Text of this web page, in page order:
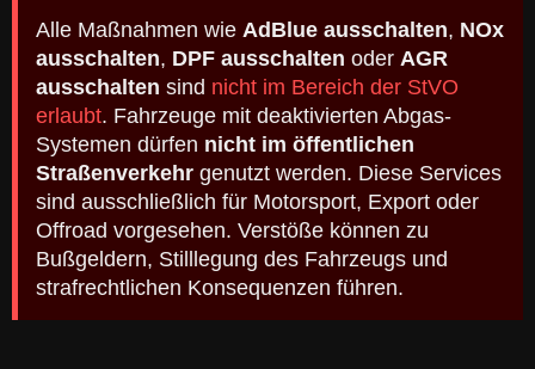
Alle Maßnahmen wie AdBlue ausschalten, NOx
ausschalten, DPF ausschalten oder AGR
ausschalten sind nicht im Bereich der StVO
erlaubt. Fahrzeuge mit deaktivierten Abgas-
Systemen dürfen nicht im öffentlichen
Straßenverkehr genutzt werden. Diese Services
sind ausschließlich für Motorsport, Export oder
Offroad vorgesehen. Verstöße können zu
Bußgeldern, Stilllegung des Fahrzeugs und
strafrechtlichen Konsequenzen führen.